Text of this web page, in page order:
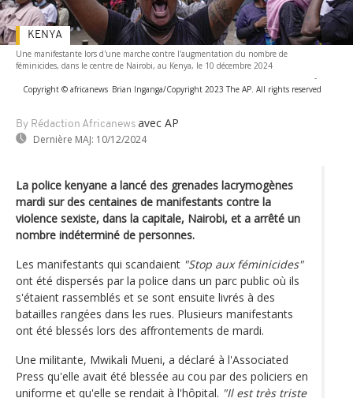
Une manifestante lors d'une marche contre l'augmentation du nombre de
féminicides, dans le centre de Nairobi, au Kenya, le 10 décembre 2024
-
Copyright © africanews Brian Inganga/Copyright 2023 The AP. All rights reserved
By Rédaction Africanews avec AP
Dernière MAJ: 10/12/2024
KENYA
La police kenyane a lancé des grenades lacrymogènes
mardi sur des centaines de manifestants contre la
violence sexiste, dans la capitale, Nairobi, et a arrêté un
nombre indéterminé de personnes.
Les manifestants qui scandaient "Stop aux féminicides"
ont été dispersés par la police dans un parc public où ils
s'étaient rassemblés et se sont ensuite livrés à des
batailles rangées dans les rues. Plusieurs manifestants
ont été blessés lors des affrontements de mardi.
Une militante, Mwikali Mueni, a déclaré à l'Associated
Press qu'elle avait été blessée au cou par des policiers en
uniforme et qu'elle se rendait à l'hôpital. "Il est très triste